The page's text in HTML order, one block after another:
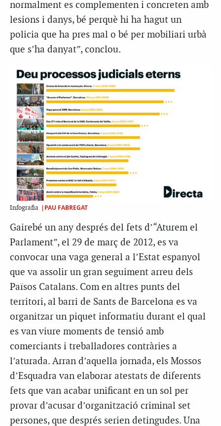
normalment es complementen i concreten amb
lesions i danys, bé perquè hi ha hagut un
policia que ha pres mal o bé per mobiliari urbà
que s’ha danyat”, conclou.
Infografia |PAU FABREGAT
Gairebé un any després del fets d’“Aturem el
Parlament”, el 29 de març de 2012, es va
convocar una vaga general a l’Estat espanyol
que va assolir un gran seguiment arreu dels
Països Catalans. Com en altres punts del
territori, al barri de Sants de Barcelona es va
organitzar un piquet informatiu durant el qual
es van viure moments de tensió amb
comerciants i treballadores contràries a
l’aturada. Arran d’aquella jornada, els Mossos
d’Esquadra van elaborar atestats de diferents
fets que van acabar unificant en un sol per
provar d’acusar d’organització criminal set
persones, que després serien detingudes. Una